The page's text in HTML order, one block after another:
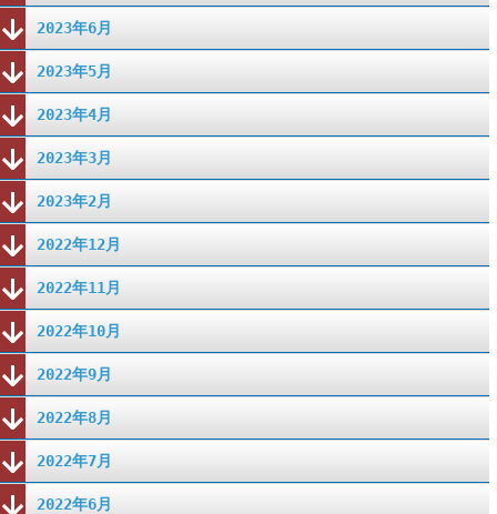
2023年6月
2023年5月
2023年4月
2023年3月
2023年2月
2022年12月
2022年11月
2022年10月
2022年9月
2022年8月
2022年7月
2022年6月